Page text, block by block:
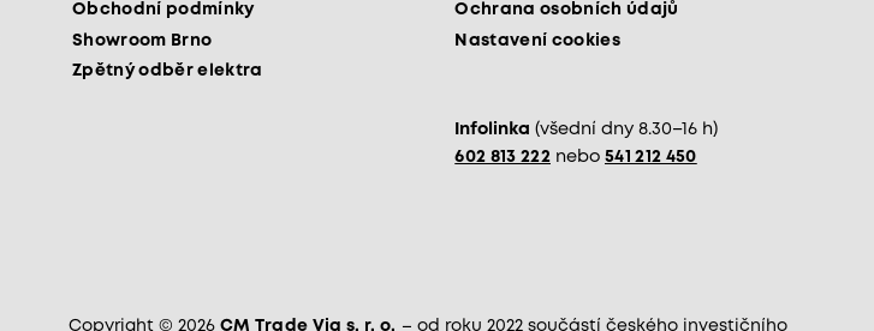
Obchodní podmínky
Showroom Brno
Zpětný odběr elektra
Ochrana osobních údajů
Nastavení cookies
Infolinka (všední dny 8.30–16 h)
602 813 222 nebo 541 212 450
Copyright © 2026 CM Trade Via s. r. o. – od roku 2022 součástí českého investičního